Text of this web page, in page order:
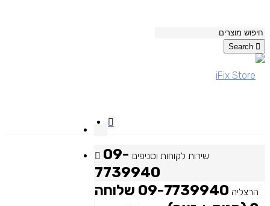
Search
שירות לקוחות וסניפים 09-
7739940
הרצליה
09-7739940 שלוחה